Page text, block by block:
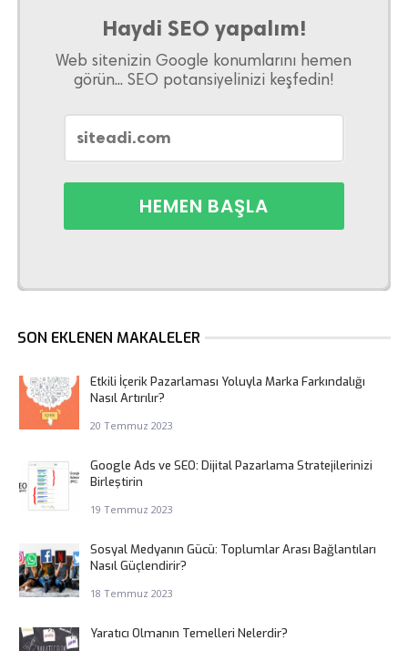
Haydi SEO yapalım!
Web sitenizin Google konumlarını hemen
görün... SEO potansiyelinizi keşfedin!
SON EKLENEN MAKALELER
Etkili İçerik Pazarlaması Yoluyla Marka Farkındalığı
Nasıl Artırılır?
20 Temmuz 2023
Google Ads ve SEO: Dijital Pazarlama Stratejilerinizi
Birleştirin
19 Temmuz 2023
Sosyal Medyanın Gücü: Toplumlar Arası Bağlantıları
Nasıl Güçlendirir?
18 Temmuz 2023
Yaratıcı Olmanın Temelleri Nelerdir?